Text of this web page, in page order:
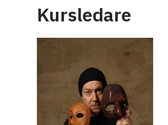
Kursledare